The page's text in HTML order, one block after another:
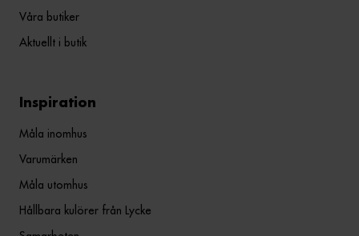
Våra butiker
Aktuellt i butik
Inspiration
Måla inomhus
Varumärken
Måla utomhus
Hållbara kulörer från Lycke